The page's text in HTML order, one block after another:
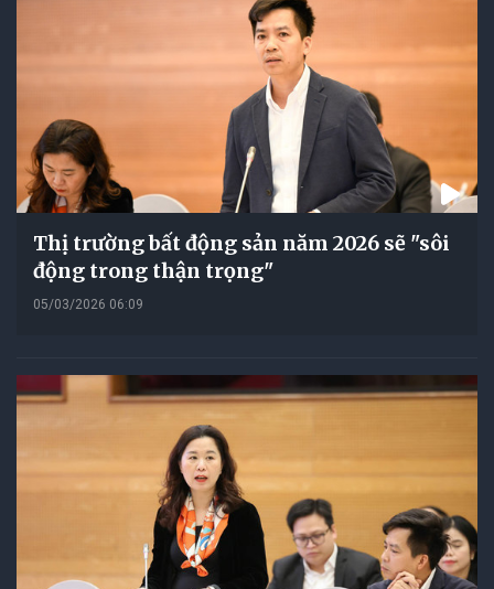
Thị trường bất động sản năm 2026 sẽ "sôi
động trong thận trọng"
05/03/2026 06:09